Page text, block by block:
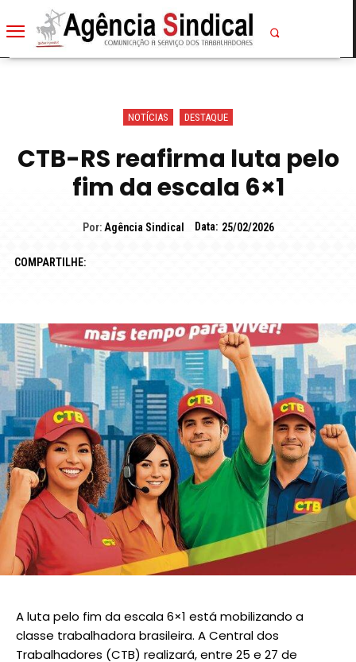
NOTÍCIAS DESTAQUE
CTB-RS reafirma luta pelo
fim da escala 6×1
Por: Agência Sindical Data: 25/02/2026
COMPARTILHE:
A luta pelo fim da escala 6×1 está mobilizando a
classe trabalhadora brasileira. A Central dos
Trabalhadores (CTB) realizará, entre 25 e 27 de